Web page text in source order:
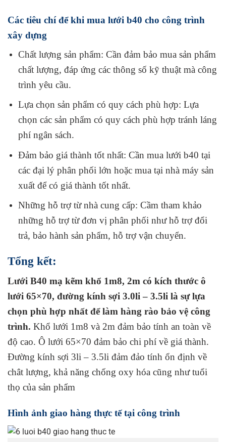
Các tiêu chí để khi mua lưới b40 cho công trình
xây dựng
Chất lượng sản phẩm: Cần đảm bảo mua sản phẩm
chất lượng, đáp ứng các thông số kỹ thuật mà công
trình yêu cầu.
Lựa chọn sản phẩm có quy cách phù hợp: Lựa
chọn các sản phẩm có quy cách phù hợp tránh láng
phí ngân sách.
Đảm bảo giá thành tốt nhất: Cần mua lưới b40 tại
các đại lý phân phối lớn hoặc mua tại nhà máy sản
xuất để có giá thành tốt nhất.
Những hỗ trợ từ nhà cung cấp: Cầm tham khảo
những hỗ trợ từ đơn vị phân phối như hỗ trợ đổi
trả, bảo hành sản phẩm, hỗ trợ vận chuyển.
Tổng kết:
Lưới B40 mạ kẽm khổ 1m8, 2m có kích thước ô
lưới 65×70, đường kính sợi 3.0li – 3.5li là sự lựa
chọn phù hợp nhất để làm hàng rào bảo vệ công
trình. Khổ lưới 1m8 và 2m đảm bảo tính an toàn về
độ cao. Ô lưới 65×70 đảm bảo chi phí về giá thành.
Đường kính sợi 3li – 3.5li đảm đảo tính ổn định về
chât lượng, khả năng chống oxy hóa cũng như tuổi
thọ của sản phẩm
Hình ảnh giao hàng thực tế tại công trình